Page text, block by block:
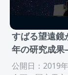
すばる望遠
年の研究成
公開日：2019